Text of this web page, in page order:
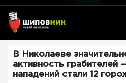
В Николаеве
активность грабителей
нападений стали 12